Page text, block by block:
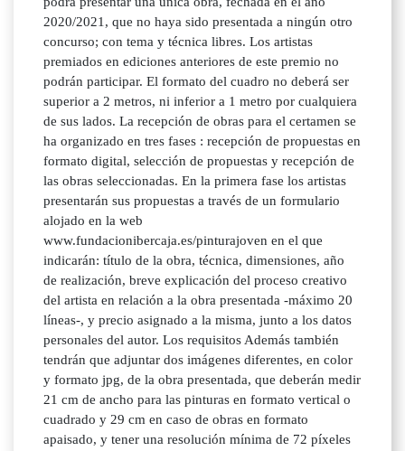
2020/2021, que no haya sido presentada a ningún otro
concurso; con tema y técnica libres. Los artistas
premiados en ediciones anteriores de este premio no
podrán participar. El formato del cuadro no deberá ser
superior a 2 metros, ni inferior a 1 metro por cualquiera
de sus lados. La recepción de obras para el certamen se
ha organizado en tres fases : recepción de propuestas en
formato digital, selección de propuestas y recepción de
las obras seleccionadas. En la primera fase los artistas
presentarán sus propuestas a través de un formulario
alojado en la web
www.fundacionibercaja.es/pinturajoven en el que
indicarán: título de la obra, técnica, dimensiones, año
de realización, breve explicación del proceso creativo
del artista en relación a la obra presentada -máximo 20
líneas-, y precio asignado a la misma, junto a los datos
personales del autor. Los requisitos Además también
tendrán que adjuntar dos imágenes diferentes, en color
y formato jpg, de la obra presentada, que deberán medir
21 cm de ancho para las pinturas en formato vertical o
cuadrado y 29 cm en caso de obras en formato
apaisado, y tener una resolución mínima de 72 píxeles